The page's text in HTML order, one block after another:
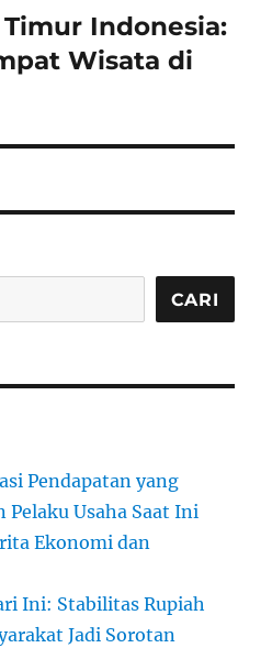
Indonesia:
Wisata di
CARI
Pendapatan yang
Pelaku Usaha Saat Ini
Ekonomi dan
Ini: Stabilitas Rupiah
Jadi Sorotan